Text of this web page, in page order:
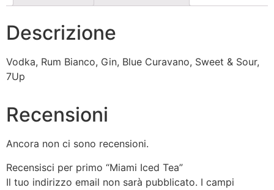
Descrizione
Vodka, Rum Bianco, Gin, Blue Curavano, Sweet & Sour,
7Up
Recensioni
Ancora non ci sono recensioni.
Recensisci per primo “Miami Iced Tea”
Il tuo indirizzo email non sarà pubblicato. I campi